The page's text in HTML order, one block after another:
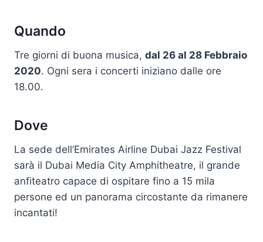
Quando
Tre giorni di buona musica, dal 26 al 28 Febbraio
2020. Ogni sera i concerti iniziano dalle ore
18.00.
Dove
La sede dell’Emirates Airline Dubai Jazz Festival
sarà il Dubai Media City Amphitheatre, il grande
anfiteatro capace di ospitare fino a 15 mila
persone ed un panorama circostante da rimanere
incantati!